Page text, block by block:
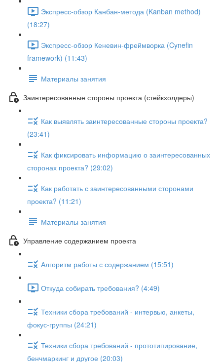
Экспресс-обзор Канбан-метода (Kanban method)
(18:27)
Экспресс-обзор Кеневин-фреймворка (Cynefin
framework) (11:43)
Материалы занятия
Заинтересованные стороны проекта (стейкхолдеры)
Как выявлять заинтересованные стороны проекта?
(23:41)
Как фиксировать информацию о заинтересованных
сторонах проекта? (29:02)
Как работать с заинтересованными сторонами
проекта? (11:21)
Материалы занятия
Управление содержанием проекта
Алгоритм работы с содержанием (15:51)
Откуда собирать требования? (4:49)
Техники сбора требований - интервью, анкеты,
фокус-группы (24:21)
Техники сбора требований - прототипирование,
бенчмаркинг и другое (20:03)